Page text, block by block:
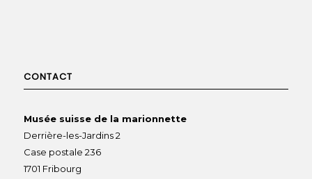
CONTACT
Musée suisse de la marionnette
Derrière-les-Jardins 2
Case postale 236
1701 Fribourg